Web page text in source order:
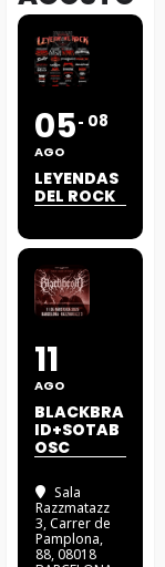
05
AGO
08
LEYENDAS
DEL ROCK
11
AGO
BLACKBRA
ID+SOTAB
OSC
Sala
Razzmatazz
3, Carrer de
Pamplona,
88, 08018